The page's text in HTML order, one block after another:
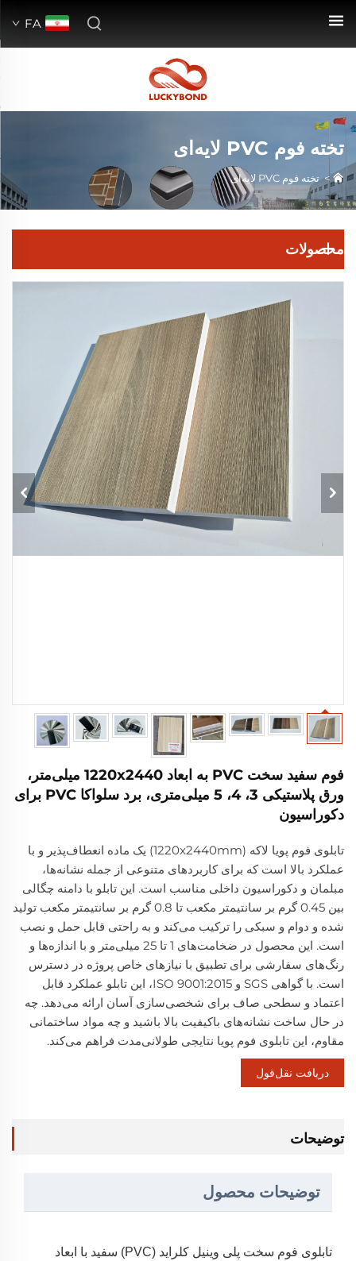
FA
تخته فوم PVC لایه‌ای
>تخته فوم PVC لایه‌ای
محصولات
فوم سفید سخت PVC به ابعاد 1220x2440 میلی‌متر،
ورق پلاستیکی 3، 4، 5 میلی‌متری، برد سلواکا PVC برای
دکوراسیون
تابلوی فوم پویا لاکه (1220x2440mm) یک ماده انعطاف‌پذیر و با
عملکرد بالا است که برای کاربردهای متنوعی از جمله نشانه‌ها،
مبلمان و دکوراسیون داخلی مناسب است. این تابلو با دامنه چگالی
بین 0.45 گرم بر سانتیمتر مکعب تا 0.8 گرم بر سانتیمتر مکعب تولید
شده و دوام و سبکی را ترکیب می‌کند و به راحتی قابل حمل و نصب
است. این محصول در ضخامت‌های 1 تا 25 میلی‌متر و با اندازه‌ها و
رنگ‌های سفارشی برای تطبیق با نیازهای خاص پروژه در دسترس
است. با گواهی SGS و ISO 9001:2015، این تابلو عملکرد قابل
اعتماد و سطحی صاف برای شخصی‌سازی آسان ارائه می‌دهد. چه
در حال ساخت نشانه‌های باکیفیت بالا باشید و چه مواد ساختمانی
مقاوم، این تابلوی فوم پویا نتایجی طولانی‌مدت فراهم می‌کند.
دریافت نقل‌قول
توضیحات
توضیحات محصول
تابلوی فوم سخت پلی وینیل کلراید (PVC) سفید با ابعاد